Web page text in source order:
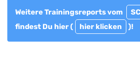
Weitere Trainingsreports vom
findest Du hier (
hier klicken )!